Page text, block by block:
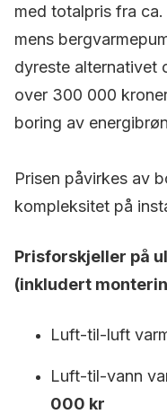
med totalpris fra
mens
dyreste alternativet
over 300 000
boring av
Prisen påvirkes av
kompleksitet på
Prisforskjeller på
(inkludert
Luft-til-luft
Luft-til-vann
000 kr